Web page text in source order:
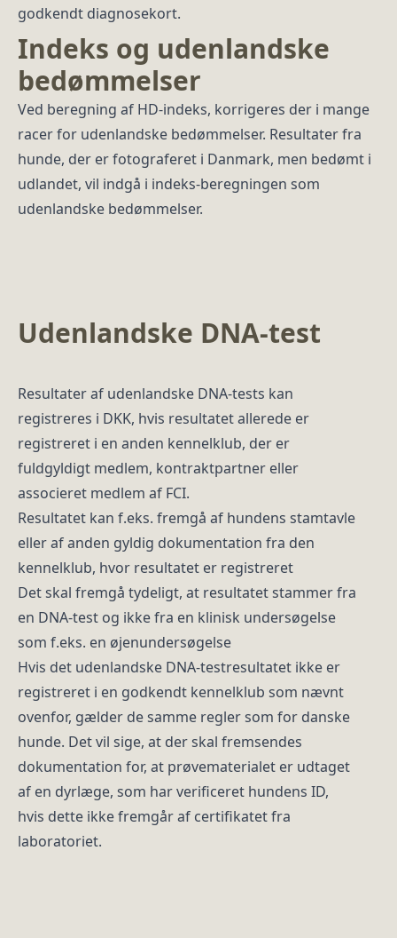
godkendt diagnosekort.
Indeks og udenlandske
bedømmelser
Ved beregning af HD-indeks, korrigeres der i mange
racer for udenlandske bedømmelser. Resultater fra
hunde, der er fotograferet i Danmark, men bedømt i
udlandet, vil indgå i indeks-beregningen som
udenlandske bedømmelser.
Udenlandske DNA-test
Resultater af udenlandske DNA-tests kan
registreres i DKK, hvis resultatet allerede er
registreret i en anden kennelklub, der er
fuldgyldigt medlem, kontraktpartner eller
associeret medlem af FCI.
Resultatet kan f.eks. fremgå af hundens stamtavle
eller af anden gyldig dokumentation fra den
kennelklub, hvor resultatet er registreret
Det skal fremgå tydeligt, at resultatet stammer fra
en DNA-test og ikke fra en klinisk undersøgelse
som f.eks. en øjenundersøgelse
Hvis det udenlandske DNA-testresultatet ikke er
registreret i en godkendt kennelklub som nævnt
ovenfor, gælder de samme regler som for danske
hunde. Det vil sige, at der skal fremsendes
dokumentation for, at prøvematerialet er udtaget
af en dyrlæge, som har verificeret hundens ID,
hvis dette ikke fremgår af certifikatet fra
laboratoriet.